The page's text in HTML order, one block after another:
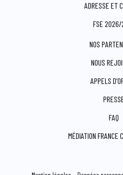
ADRESSE ET
FSE
NOS
NOUS
APPELS
FAQ
MÉDIATION FRANCE